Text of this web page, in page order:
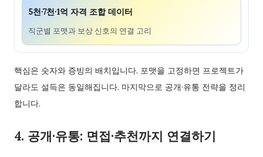
5천·7천·1억 자격 조합 데이터
직군별 포맷과 보상 신호의 연결 고리
핵심은 숫자와 증빙의 배치입니다. 포맷을 고정하면 프로젝트가
달라도 설득은 동일해집니다. 마지막으로 공개·유통 전략을 정리
합니다.
4. 공개·유통: 면접·추천까지 연결하기